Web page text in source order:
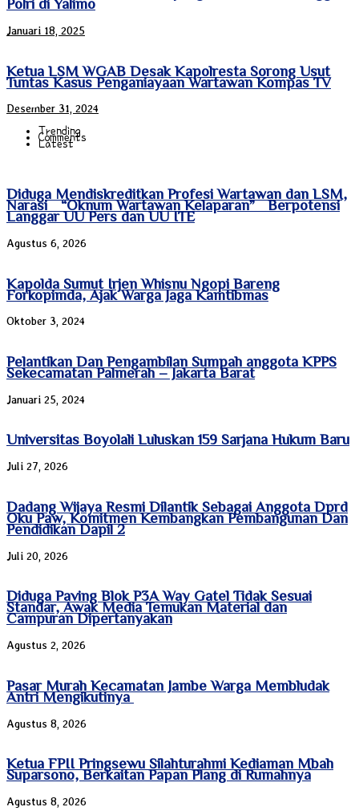
Polri di Yalimo
Januari 18, 2025
Ketua LSM WGAB Desak Kapolresta Sorong Usut
Tuntas Kasus Penganiayaan Wartawan Kompas TV
Desember 31, 2024
Trending
Comments
Latest
Diduga Mendiskreditkan Profesi Wartawan dan LSM,
Narasi “Oknum Wartawan Kelaparan” Berpotensi
Langgar UU Pers dan UU ITE
Agustus 6, 2026
Kapolda Sumut Irjen Whisnu Ngopi Bareng
Forkopimda, Ajak Warga Jaga Kamtibmas
Oktober 3, 2024
Pelantikan Dan Pengambilan Sumpah anggota KPPS
Sekecamatan Palmerah – Jakarta Barat
Januari 25, 2024
Universitas Boyolali Luluskan 159 Sarjana Hukum Baru
Juli 27, 2026
Dadang Wijaya Resmi Dilantik Sebagai Anggota Dprd
Oku Paw, Komitmen Kembangkan Pembangunan Dan
Pendidikan Dapil 2
Juli 20, 2026
Diduga Paving Blok P3A Way Gatel Tidak Sesuai
Standar, Awak Media Temukan Material dan
Campuran Dipertanyakan
Agustus 2, 2026
Pasar Murah Kecamatan Jambe Warga Membludak
Antri Mengikutinya
Agustus 8, 2026
Ketua FPII Pringsewu Silahturahmi Kediaman Mbah
Suparsono, Berkaitan Papan Plang di Rumahnya
Agustus 8, 2026